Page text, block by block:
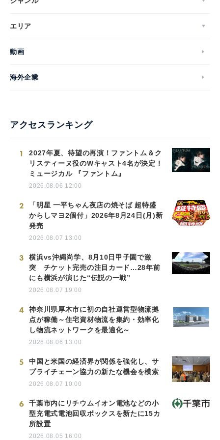
エリア
動画
海外企業
アクセスランキング
1
2027年夏、待望の再演！ファントム＆ク
リスティーヌ役のWキャスト4名が決定！
ミュージカル 『ファントム』
2026.08.06 12:00
2
「明星 一平ちゃん夜店の焼そば 超特盛
からしマヨ2個付」2026年8月24日(月)新
発売
2026.08.07 13:00
3
横浜vs沖縄尚学、8月10日甲子園で激
突 チケット完売の注目カード…28年前
にも横浜が演じた“伝説の一戦”
2026.08.07 19:00
4
神奈川県厚木市に初の自社運営型物流拠
点が稼働～住宅資材物流を集約・効率化
し物流ネットワークを最適化～
2026.08.06 13:00
5
中国と米国の経済界が関係を強化し、サ
プライチェーン協力の新たな機会を模索
2026.08.07 10:00
6
千葉市内にリチウムイオン電池などの小
型充電式電池回収ボックスを新たに15カ
所設置
2026.08.05 16:00